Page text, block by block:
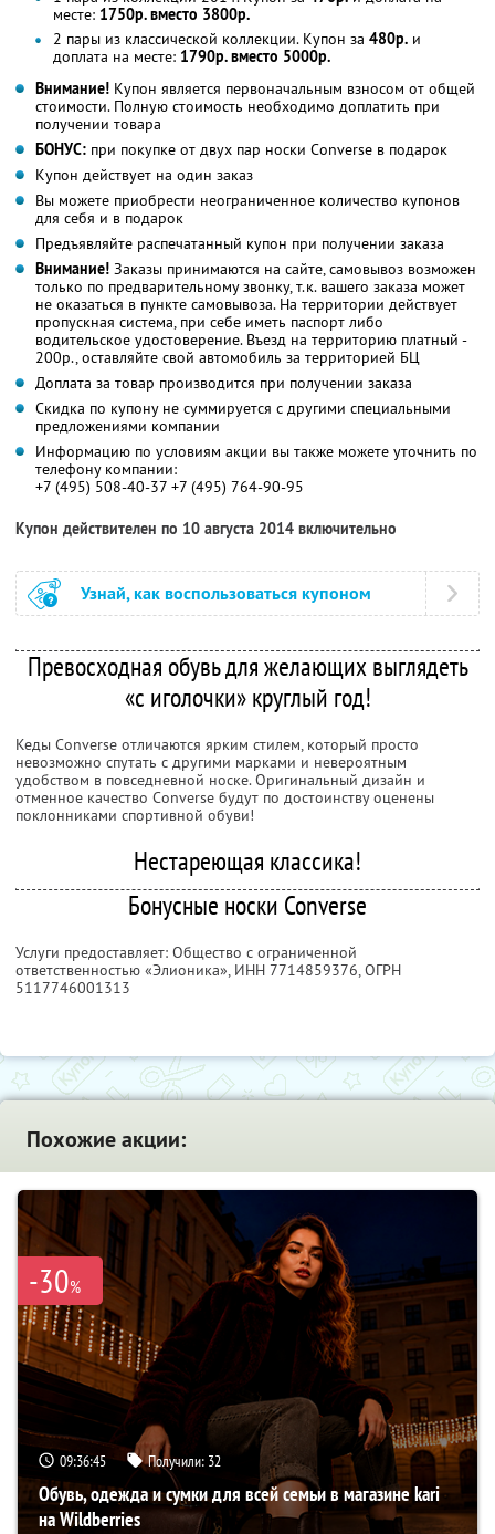
месте: 1750р. вместо 3800р.
2 пары из классической коллекции. Купон за 480р. и
доплата на месте: 1790р. вместо 5000р.
Внимание! Купон является первоначальным взносом от общей
стоимости. Полную стоимость необходимо доплатить при
получении товара
БОНУС: при покупке от двух пар носки Converse в подарок
Купон действует на один заказ
Вы можете приобрести неограниченное количество купонов
для себя и в подарок
Предъявляйте распечатанный купон при получении заказа
Внимание! Заказы принимаются на сайте, самовывоз возможен
только по предварительному звонку, т.к. вашего заказа может
не оказаться в пункте самовывоза. На территории действует
пропускная система, при себе иметь паспорт либо
водительское удостоверение. Въезд на территорию платный -
200р., оставляйте свой автомобиль за территорией БЦ
Доплата за товар производится при получении заказа
Скидка по купону не суммируется с другими специальными
предложениями компании
Информацию по условиям акции вы также можете уточнить по
телефону компании:
+7 (495) 508-40-37 +7 (495) 764-90-95
Купон действителен по 10 августа 2014 включительно
Узнай, как воспользоваться купоном
Превосходная обувь для желающих выглядеть
«с иголочки» круглый год!
Кеды Converse отличаются ярким стилем, который просто
невозможно спутать с другими марками и невероятным
удобством в повседневной носке. Оригинальный дизайн и
отменное качество Converse будут по достоинству оценены
поклонниками спортивной обуви!
Нестареющая классика!
Бонусные носки Converse
Услуги предоставляет: Общество с ограниченной
ответственностью «Элионика», ИНН 7714859376, ОГРН
5117746001313
Похожие акции:
-30%
09:36:44 Получили: 32
Обувь, одежда и сумки для всей семьи в магазине kari
на Wildberries